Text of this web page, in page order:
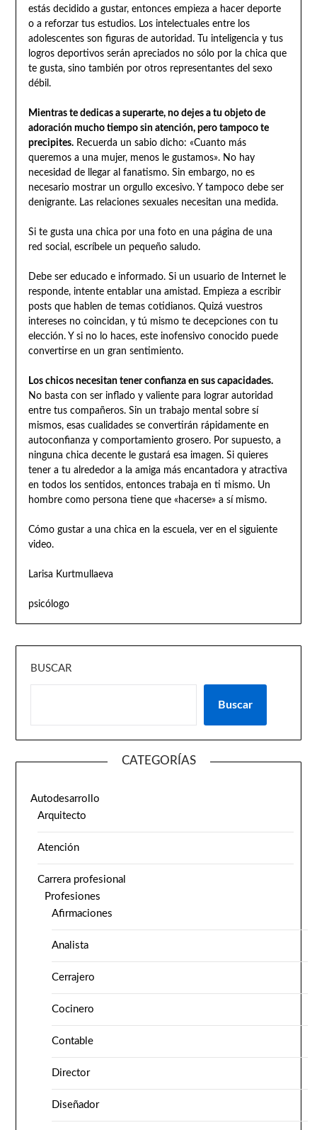
estás decidido a gustar, entonces empieza a hacer deporte
o a reforzar tus estudios. Los intelectuales entre los
adolescentes son figuras de autoridad. Tu inteligencia y tus
logros deportivos serán apreciados no sólo por la chica que
te gusta, sino también por otros representantes del sexo
débil.
Mientras te dedicas a superarte, no dejes a tu objeto de
adoración mucho tiempo sin atención, pero tampoco te
precipites.Recuerda un sabio dicho: «Cuanto más
queremos a una mujer, menos le gustamos». No hay
necesidad de llegar al fanatismo. Sin embargo, no es
necesario mostrar un orgullo excesivo. Y tampoco debe ser
denigrante. Las relaciones sexuales necesitan una medida.
Si te gusta una chica por una foto en una página de una
red social, escríbele un pequeño saludo.
Debe ser educado e informado. Si un usuario de Internet le
responde, intente entablar una amistad. Empieza a escribir
posts que hablen de temas cotidianos. Quizá vuestros
intereses no coincidan, y tú mismo te decepciones con tu
elección. Y si no lo haces, este inofensivo conocido puede
convertirse en un gran sentimiento.
Los chicos necesitan tener confianza en sus capacidades.
No basta con ser inflado y valiente para lograr autoridad
entre tus compañeros. Sin un trabajo mental sobre sí
mismos, esas cualidades se convertirán rápidamente en
autoconfianza y comportamiento grosero. Por supuesto, a
ninguna chica decente le gustará esa imagen. Si quieres
tener a tu alrededor a la amiga más encantadora y atractiva
en todos los sentidos, entonces trabaja en ti mismo. Un
hombre como persona tiene que «hacerse» a sí mismo.
Cómo gustar a una chica en la escuela, ver en el siguiente
video.
Larisa Kurtmullaeva
psicólogo
BUSCAR
Buscar
CATEGORÍAS
Autodesarrollo
Arquitecto
Atención
Carrera profesional
Profesiones
Afirmaciones
Analista
Cerrajero
Cocinero
Contable
Director
Diseñador